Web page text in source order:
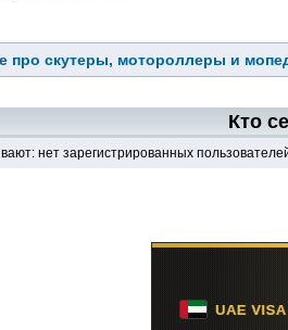
про скутеры, мотороллеры и
Кто
нет зарегистрированных